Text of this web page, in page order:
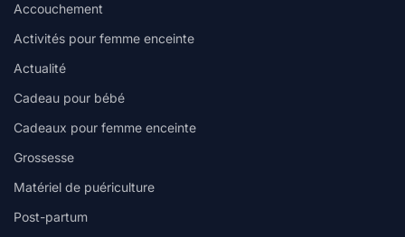
Accouchement
Activités pour femme enceinte
Actualité
Cadeau pour bébé
Cadeaux pour femme enceinte
Grossesse
Matériel de puériculture
Post-partum